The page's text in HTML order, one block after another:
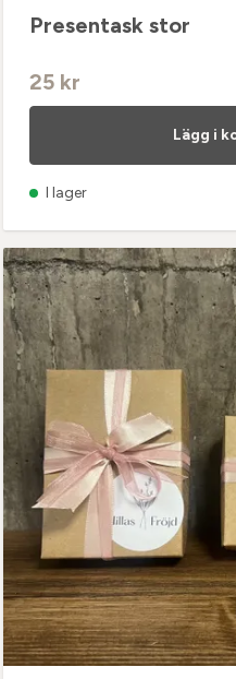
Presentask stor
25 kr
Lägg i
I lager